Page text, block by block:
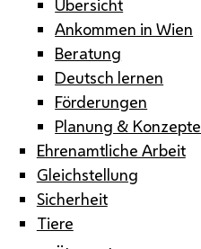
Ankommen in Wien
Beratung
Deutsch lernen
Förderungen
Planung & Konzepte
Ehrenamtliche Arbeit
Gleichstellung
Sicherheit
Tiere